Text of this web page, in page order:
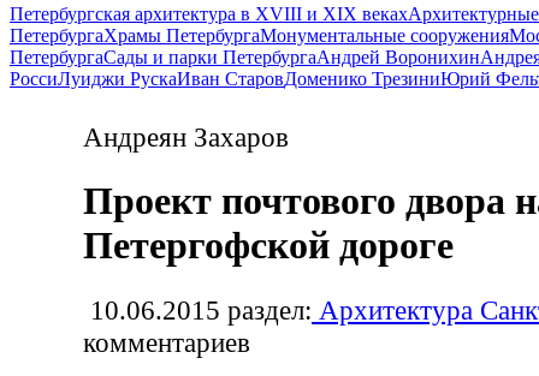
Петербургская архитектура в XVIII и XIX веках
ПетербургаХрамы ПетербургаМонументальные сооружения
ПетербургаСады и парки ПетербургаАндрей Воронихин
РоссиЛуиджи РускаИван СтаровДоменико ТрезиниЮрий
Андреян Захаров
Проект почтового двора
Петергофской дороге
10.06.2015 раздел: Архитектура
комментариев